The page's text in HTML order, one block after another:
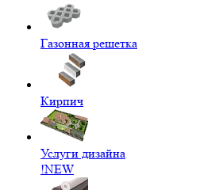
Газонная решетка
Кирпич
Услуги дизайна
!NEW